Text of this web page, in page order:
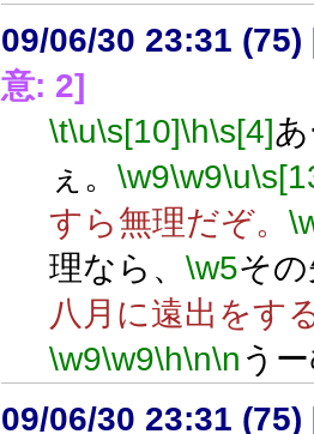
09/06/30 23:31 (75)
意: 2]
\t\u\s[10]\h\s[4]
ぇ。 \w9\w9\u
すら無理だぞ。
理なら、 \w5そ
八月に遠出をす
\w9\w9\h\n\n う
09/06/30 23:31 (75)